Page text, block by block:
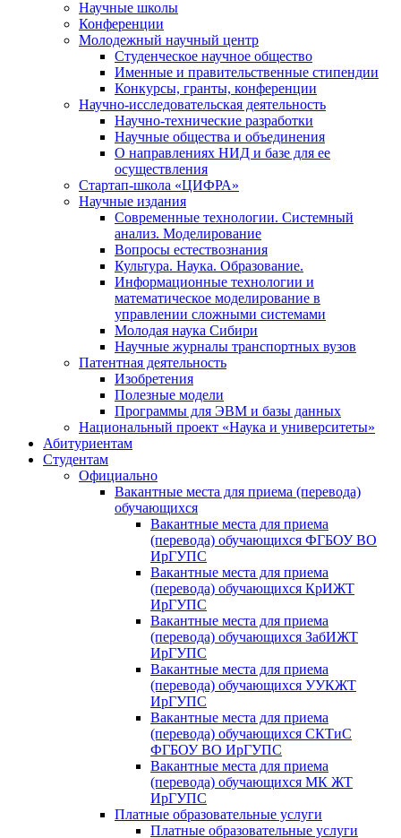
Научные школы
Конференции
Молодежный научный центр
Студенческое научное общество
Именные и правительственные стипендии
Конкурсы, гранты, конференции
Научно-исследовательская деятельность
Научно-технические разработки
Научные общества и объединения
О направлениях НИД и базе для ее
осуществления
Стартап-школа «ЦИФРА»
Научные издания
Современные технологии. Системный
анализ. Моделирование
Вопросы естествознания
Культура. Наука. Образование.
Информационные технологии и
математическое моделирование в
управлении сложными системами
Молодая наука Сибири
Научные журналы транспортных вузов
Патентная деятельность
Изобретения
Полезные модели
Программы для ЭВМ и базы данных
Национальный проект «Наука и университеты»
Абитуриентам
Студентам
Официально
Вакантные места для приема (перевода)
обучающихся
Вакантные места для приема
(перевода) обучающихся ФГБОУ ВО
ИрГУПС
Вакантные места для приема
(перевода) обучающихся КрИЖТ
ИрГУПС
Вакантные места для приема
(перевода) обучающихся ЗабИЖТ
ИрГУПС
Вакантные места для приема
(перевода) обучающихся УУКЖТ
ИрГУПС
Вакантные места для приема
(перевода) обучающихся СКТиС
ФГБОУ ВО ИрГУПС
Вакантные места для приема
(перевода) обучающихся МК ЖТ
ИрГУПС
Платные образовательные услуги
Платные образовательные услуги